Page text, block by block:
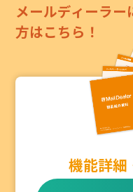
メールディーラ
方はこちら！
機能詳細